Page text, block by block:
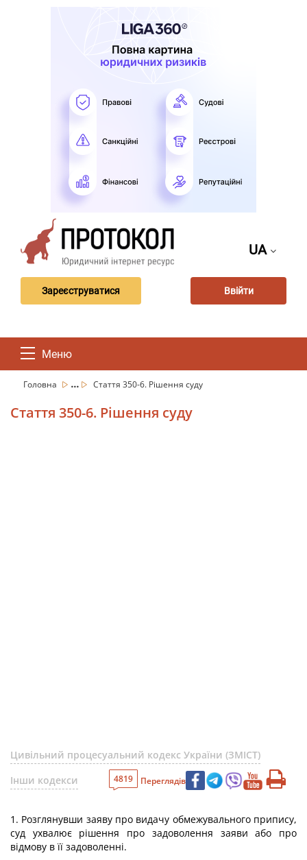
UA
Зареєструватися Ввійти
Меню
Головна ... Стаття 350-6. Рішення суду
Стаття 350-6. Рішення суду
Цивільний процесуальний кодекс України (ЗМІСТ)
Інши кодекси
4819 Переглядів
1. Розглянувши заяву про видачу обмежувального припису,
суд ухвалює рішення про задоволення заяви або про
відмову в її задоволенні.